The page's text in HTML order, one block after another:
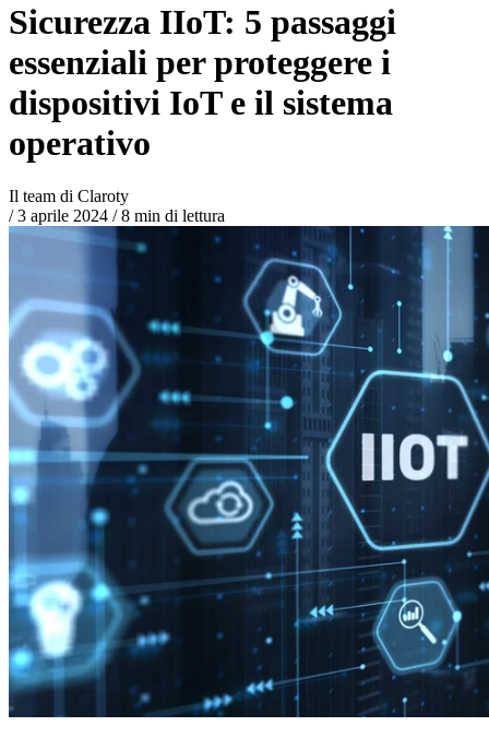
Sicurezza IIoT: 5 passaggi
essenziali per proteggere i
dispositivi IoT e il sistema
operativo
Il team di Claroty
/ 3 aprile 2024 /8 min di lettura